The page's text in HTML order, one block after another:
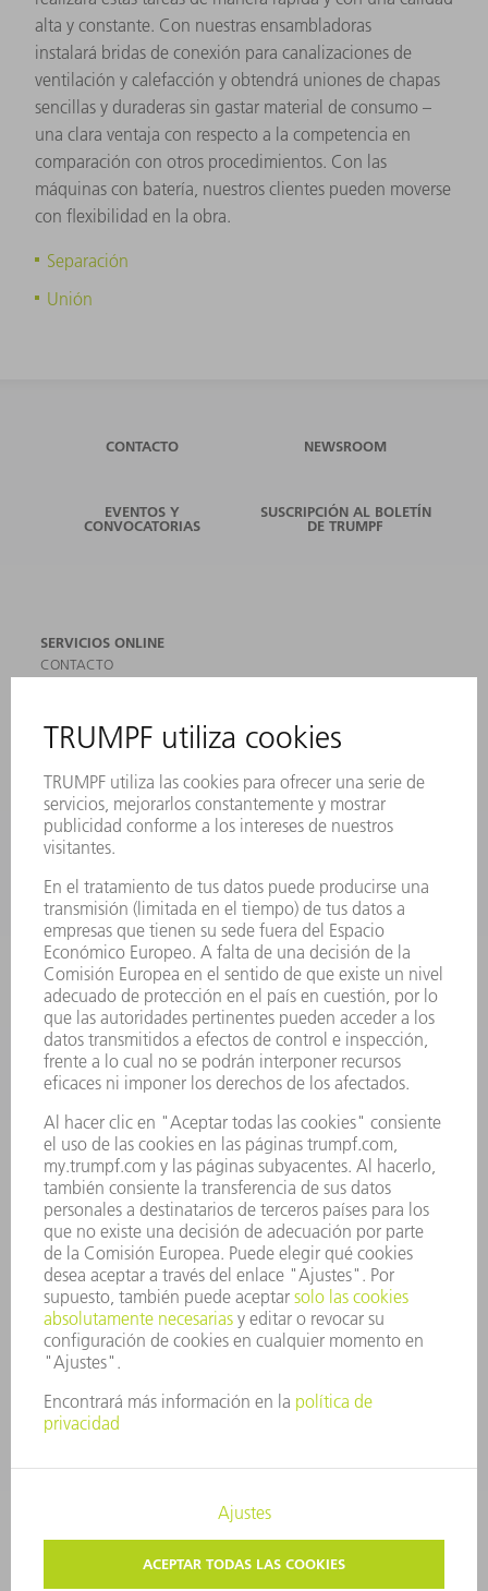
alta y constante. Con nuestras ensambladoras
instalará bridas de conexión para canalizaciones de
ventilación y calefacción y obtendrá uniones de chapas
sencillas y duraderas sin gastar material de consumo –
una clara ventaja con respecto a la competencia en
comparación con otros procedimientos. Con las
máquinas con batería, nuestros clientes pueden moverse
con flexibilidad en la obra.
Separación
Unión
CONTACTO NEWSROOM
EVENTOS Y
CONVOCATORIAS
SUSCRIPCIÓN AL BOLETÍN
DE TRUMPF
SERVICIOS ONLINE
CONTACTO
REGISTRO PARA EL BOLETÍN INFORMATIVO
MYTRUMPF
FICHAS TÉCNICAS DE SEGURIDAD
PRODUCTOS
MÁQUINAS Y SISTEMAS
LÁSER
ELECTRÓNICA DE POTENCIA
HERRAMIENTAS PORTÁTILES
FÁBRICA INTELIGENTE
SOFTWARE
SERVICIOS
APLICACIONES
SECTORES
EMPRESA
CARRERA PROFESIONAL
OFERTAS DE TRABAJO
PERFIL DE LA EMPRESA
INFORME ANUAL
PRINCIPIOS CORPORATIVOS
CUMPLIMIENTO
SISTEMA DE INFORMADORES
SEGURIDAD
COMUNICADOS DE PRENSA
REVISTAS
SOSTENIBILIDAD
MEDIO AMBIENTE Y CLIMA
SOCIEDAD Y EMPRESA
GESTIÓN EMPRESARIAL
PROTECCIÓN DE DATOS
COPYRIGHT Y MARCA REGISTRADA
TRUMPF ESPAÑA
AJUSTES DE PRIVACIDAD